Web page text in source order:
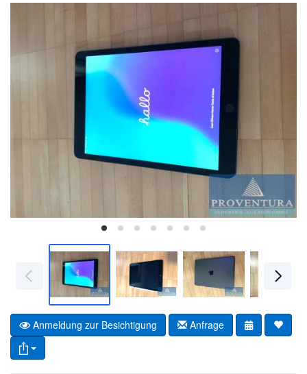
Anmeldung zur Besichtigung Anfrage